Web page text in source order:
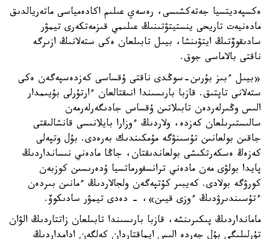
ەكسپەديتسيا جەتەكشىسى، رەسەي عىلىم اكادەمياسى ماتەريالدىق
مادەنيەت تاريحى ينستيتۋتىنىڭ عىلىمي قىزمەتكەرى تيمۋر
سادىقوۆتىڭ ايتۋىنشا، بيىل تابىلعان ەكى ستەلانىڭ ازىرگە
ناقتى بالاماسى جوق.
«بيىل ءبىز بۇرىن-سوڭدى ناقتى ۇقساسى كەزدەسپەگەن ەكى
ستەلانى تاپتىق. قازبا بارىسىندا انىقتالعان ءارتۇرلى بۇيىمدار
الىس وڭىرلەردەن تابىلاتىن ۇقساس جادىگەرلەرمەن
سالىستىرىلعان كەزدە، ولاردىڭ ءوزارا بايلانىسى قانشالىقتى
جاقىن بولعانىن تۇسىنۋگە مۇمكىندىك بەرەدى. بۇل وتپەلى
كەزەڭ ەسكەرتكىشى بولعاندىقتان، جاڭا مادەني نىسانداردىڭ
پايدا بولۋى مەن مادەني ترانسفورماتسيا ۇدەرىسىن كوزبەن
كورۋگە بولادى. كەيبىر كۇتپەگەن ولجالاردىڭ ءمانىن بىردەن
ءتۇسىندىرۋدىڭ ءوزى قيىن»، - دەدى تيمۋر سادىكوۆ.
مامانداردىڭ پىكىرىنشە، قازبا بارىسىندا تابىلعان زاتتاردىڭ الۋان
تۇرلىلىگى بۇل جەردە الىس ايماقتاردان كەلگەن ادامداردىڭ